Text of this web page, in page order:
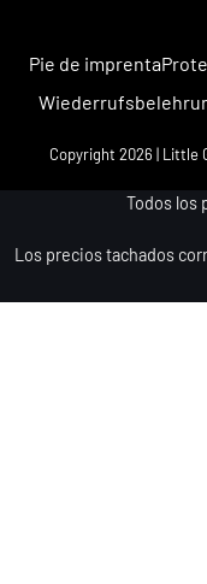
Pie de imprenta
Copyright 2026 | Little
Todos los
Los precios tachados